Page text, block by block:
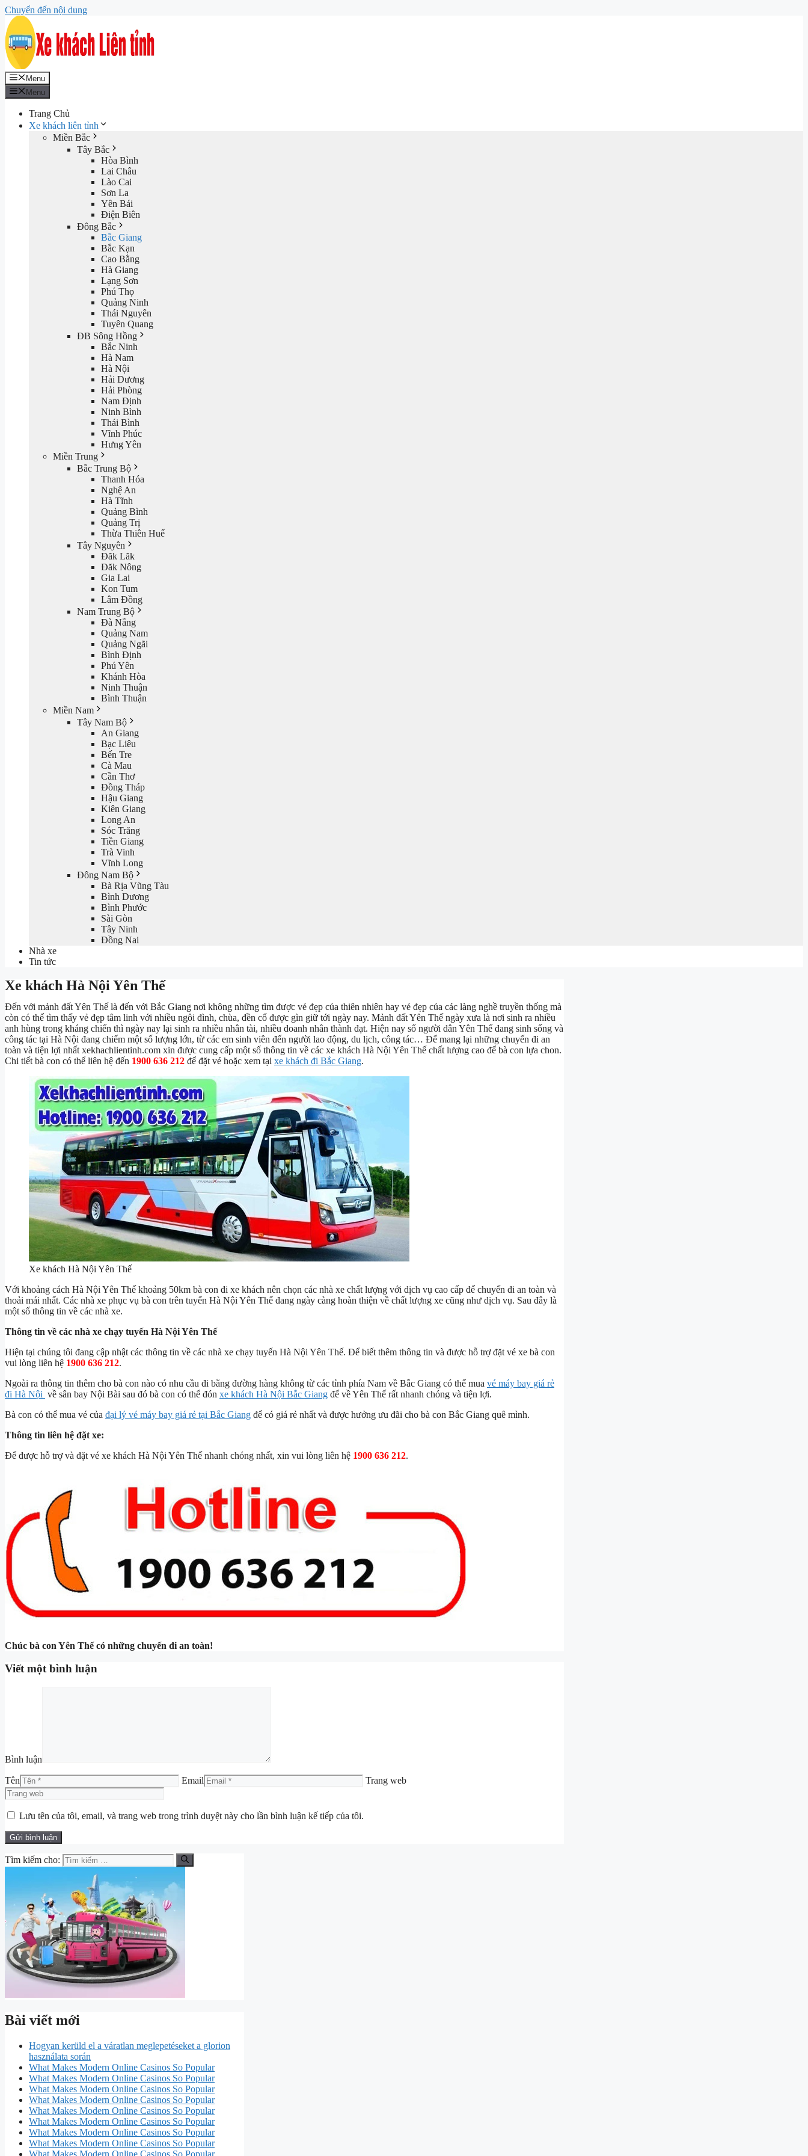
Chuyển đến nội dung
Menu
Menu
Trang Chủ
Xe khách liên tỉnh
Miền Bắc
Tây Bắc
Hòa Bình
Lai Châu
Lào Cai
Sơn La
Yên Bái
Điện Biên
Đông Bắc
Bắc Giang
Bắc Kạn
Cao Bằng
Hà Giang
Lạng Sơn
Phú Thọ
Quảng Ninh
Thái Nguyên
Tuyên Quang
ĐB Sông Hồng
Bắc Ninh
Hà Nam
Hà Nội
Hải Dương
Hải Phòng
Nam Định
Ninh Bình
Thái Bình
Vĩnh Phúc
Hưng Yên
Miền Trung
Bắc Trung Bộ
Thanh Hóa
Nghệ An
Hà Tĩnh
Quảng Bình
Quảng Trị
Thừa Thiên Huế
Tây Nguyên
Đăk Lăk
Đăk Nông
Gia Lai
Kon Tum
Lâm Đồng
Nam Trung Bộ
Đà Nẵng
Quảng Nam
Quảng Ngãi
Bình Định
Phú Yên
Khánh Hòa
Ninh Thuận
Bình Thuận
Miền Nam
Tây Nam Bộ
An Giang
Bạc Liêu
Bến Tre
Cà Mau
Cần Thơ
Đồng Tháp
Hậu Giang
Kiên Giang
Long An
Sóc Trăng
Tiền Giang
Trà Vinh
Vĩnh Long
Đông Nam Bộ
Bà Rịa Vũng Tàu
Bình Dương
Bình Phước
Sài Gòn
Tây Ninh
Đồng Nai
Nhà xe
Tin tức
Xe khách Hà Nội Yên Thế
Đến với mảnh đất Yên Thế là đến với Bắc Giang nơi không những tìm được vẻ đẹp của thiên nhiên hay vẻ đẹp của các làng nghề truyền thống mà
còn có thể tìm thấy vẻ đẹp tâm linh với nhiều ngôi đình, chùa, đền cổ được gìn giữ tới ngày nay. Mảnh đất Yên Thế ngày xưa là nơi sinh ra nhiều
anh hùng trong kháng chiến thì ngày nay lại sinh ra nhiều nhân tài, nhiều doanh nhân thành đạt. Hiện nay số người dân Yên Thế đang sinh sống và
công tác tại Hà Nội đang chiếm một số lượng lớn, từ các em sinh viên đến người lao động, du lịch, công tác… Để mang lại những chuyến đi an
toàn và tiện lợi nhất xekhachlientinh.com xin được cung cấp một số thông tin về các xe khách Hà Nội Yên Thế chất lượng cao để bà con lựa chon.
Chi tiết bà con có thể liên hệ đến 1900 636 212 để đặt vé hoặc xem tại xe khách đi Bắc Giang.
Xe khách Hà Nội Yên Thế
Với khoảng cách Hà Nội Yên Thế khoảng 50km bà con đi xe khách nên chọn các nhà xe chất lượng với dịch vụ cao cấp để chuyến đi an toàn và
thoải mái nhất. Các nhà xe phục vụ bà con trên tuyến Hà Nội Yên Thế đang ngày càng hoàn thiện về chất lượng xe cũng như dịch vụ. Sau đây là
một số thông tin về các nhà xe.
Thông tin về các nhà xe chạy tuyến Hà Nội Yên Thế
Hiện tại chúng tôi đang cập nhật các thông tin về các nhà xe chạy tuyến Hà Nội Yên Thế. Để biết thêm thông tin và được hỗ trợ đặt vé xe bà con
vui lòng liên hệ 1900 636 212.
Ngoài ra thông tin thêm cho bà con nào có nhu cầu đi bằng đường hàng không từ các tỉnh phía Nam về Bắc Giang có thể mua vé máy bay giá rẻ
đi Hà Nội về sân bay Nội Bài sau đó bà con có thể đón xe khách Hà Nội Bắc Giang để về Yên Thế rất nhanh chóng và tiện lợi.
Bà con có thể mua vé của đại lý vé máy bay giá rẻ tại Bắc Giang để có giá rẻ nhất và được hưởng ưu đãi cho bà con Bắc Giang quê mình.
Thông tin liên hệ đặt xe:
Để được hỗ trợ và đặt vé xe khách Hà Nội Yên Thế nhanh chóng nhất, xin vui lòng liên hệ 1900 636 212.
Chúc bà con Yên Thế có những chuyến đi an toàn!
Viết một bình luận
Bình luận
Tên Email Trang web
Lưu tên của tôi, email, và trang web trong trình duyệt này cho lần bình luận kế tiếp của tôi.
Tìm kiếm cho:
Bài viết mới
Hogyan kerüld el a váratlan meglepetéseket a glorion
használata során
What Makes Modern Online Casinos So Popular
What Makes Modern Online Casinos So Popular
What Makes Modern Online Casinos So Popular
What Makes Modern Online Casinos So Popular
What Makes Modern Online Casinos So Popular
What Makes Modern Online Casinos So Popular
What Makes Modern Online Casinos So Popular
What Makes Modern Online Casinos So Popular